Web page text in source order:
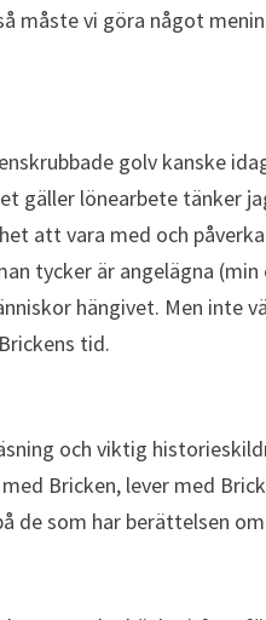
måste vi göra något
golv kanske
gäller lönearbete tänker
att vara med och
tycker är angelägna
hängivet. Men inte
tid.
och viktig
Bricken, lever med
de som har berättelsen